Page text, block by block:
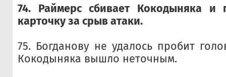
74. Раймерс сбивает Кокодыняка и
карточку за срыв атаки.
75. Богданову не удалось пробит
Кокодыняка вышло неточным.